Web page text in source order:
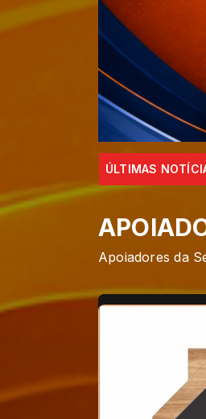
ÚLTIMAS
líquido de R$ 52,4 bi no segundo
Apoiadores da